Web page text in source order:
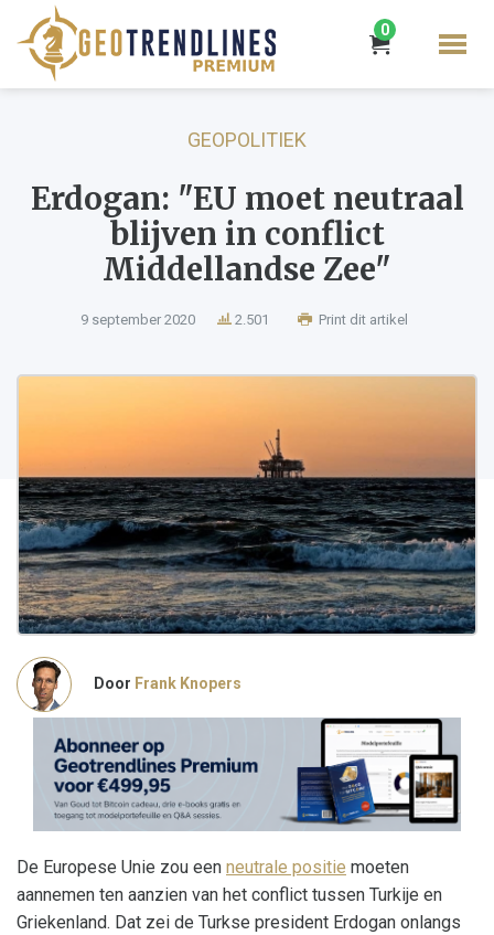
0
GEOPOLITIEK
Erdogan: "EU moet neutraal
blijven in conflict
Middellandse Zee"
9 september 2020 2.501 Print dit artikel
Door Frank Knopers
De Europese Unie zou een neutrale positie moeten
aannemen ten aanzien van het conflict tussen Turkije en
Griekenland. Dat zei de Turkse president Erdogan onlangs